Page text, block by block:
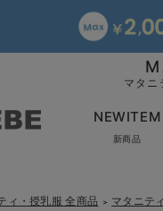
マタニ
NEWITEM
新商品
ィ・授乳服 全商品 ＞ マタニテ